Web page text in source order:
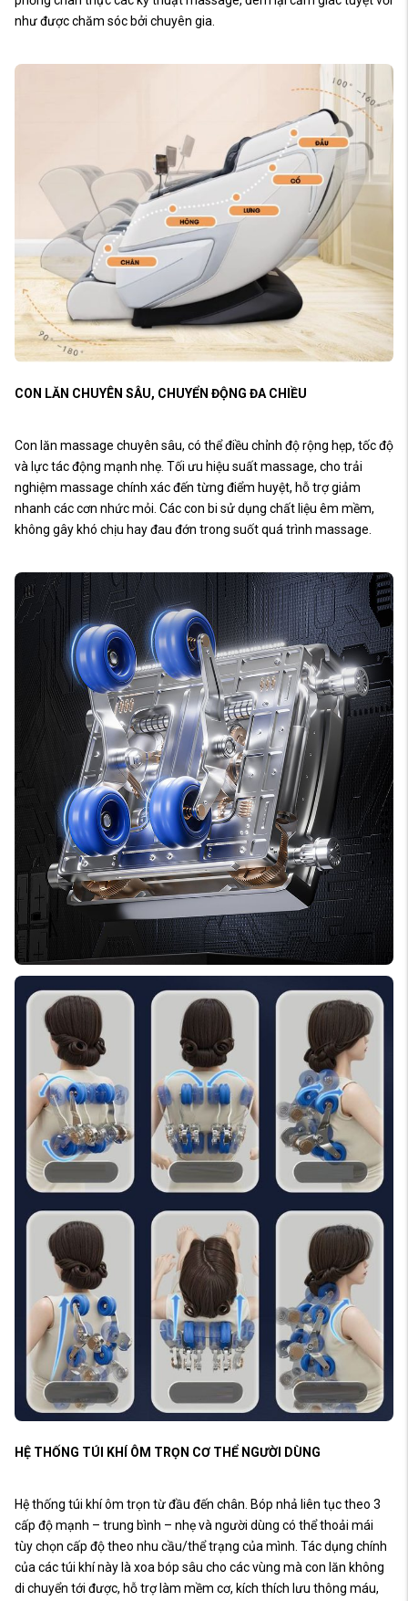
như được chăm sóc bởi chuyên gia.
CON LĂN CHUYÊN SÂU, CHUYỂN ĐỘNG ĐA CHIỀU
Con lăn massage chuyên sâu, có thể điều chỉnh độ rộng hẹp, tốc độ
và lực tác động mạnh nhẹ. Tối ưu hiệu suất massage, cho trải
nghiệm massage chính xác đến từng điểm huyệt, hỗ trợ giảm
nhanh các cơn nhức mỏi. Các con bi sử dụng chất liệu êm mềm,
không gây khó chịu hay đau đớn trong suốt quá trình massage.
HỆ THỐNG TÚI KHÍ ÔM TRỌN CƠ THỂ NGƯỜI DÙNG
Hệ thống túi khí ôm trọn từ đầu đến chân. Bóp nhả liên tục theo 3
cấp độ mạnh – trung bình – nhẹ và người dùng có thể thoải mái
tùy chọn cấp độ theo nhu cầu/thể trạng của mình. Tác dụng chính
của các túi khí này là xoa bóp sâu cho các vùng mà con lăn không
di chuyển tới được, hỗ trợ làm mềm cơ, kích thích lưu thông máu,